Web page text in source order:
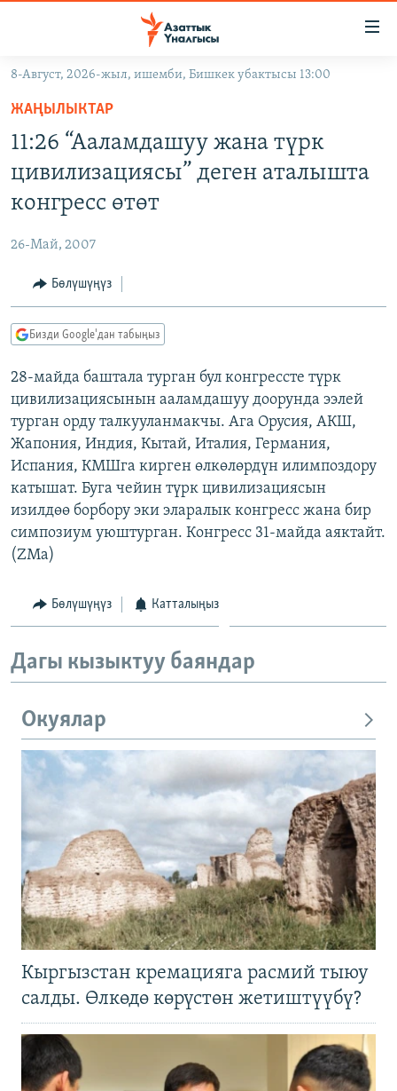
Навигацияга
өтүңүз
салыңыз
КЫРГЫЗСТАН
МАДАНИЯТ
ТВ ПРОГРАММАЛАР
БҮГҮН АЗАТТЫКТА
ДАНИСТЕ
АЗАТТЫК+
ПОДКАСТ
ЭЕ/АРнун бардык сайттары
8-Август, 2026-жыл, ишемби, Бишкек убактысы 13:00
ЖАҢЫЛЫКТАР
11:26 “Ааламдашуу жана түрк
цивилизациясы” деген аталышта
конгресс өтөт
26-Май, 2007
Бөлүшүңүз
Бизди Google'дан табыңыз
28-майда баштала турган бул конгрессте түрк
цивилизациясынын ааламдашуу доорунда ээлей
турган орду талкууланмакчы. Ага Орусия, АКШ,
Жапония, Индия, Кытай, Италия, Германия,
Испания, КМШга кирген өлкөлөрдүн илимпоздору
катышат. Буга чейин түрк цивилизациясын
изилдөө борбору эки эларалык конгресс жана бир
симпозиум уюштурган. Конгресс 31-майда аяктайт.
(ZMa)
Бөлүшүңүз Катталыңыз
Дагы кызыктуу баяндар
Окуялар
Кыргызстан кремацияга расмий тыюу
салды. Өлкөдө көрүстөн жетиштүүбү?